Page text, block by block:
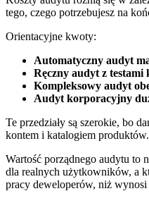
tego, czego potrzebujesz na
Orientacyjne kwoty:
Automatyczny audyt
Ręczny audyt z
Kompleksowy audyt
Audyt korporacyjny
Te przedziały są szerokie, bo
kontem i katalogiem produktów.
Wartość porządnego audytu to
dla realnych użytkowników, a
pracy deweloperów, niż wynosi